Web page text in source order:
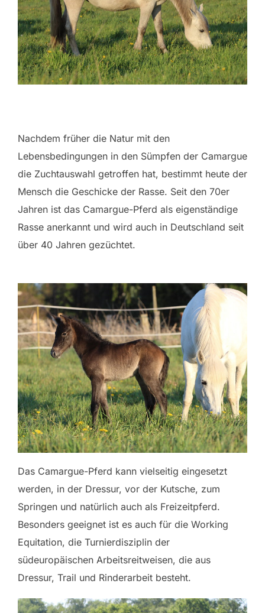
Nachdem früher die Natur mit den
Lebensbedingungen in den Sümpfen der Camargue
die Zuchtauswahl getroffen hat, bestimmt heute der
Mensch die Geschicke der Rasse. Seit den 70er
Jahren ist das Camargue-Pferd als eigenständige
Rasse anerkannt und wird auch in Deutschland seit
über 40 Jahren gezüchtet.
Das Camargue-Pferd kann vielseitig eingesetzt
werden, in der Dressur, vor der Kutsche, zum
Springen und natürlich auch als Freizeitpferd.
Besonders geeignet ist es auch für die Working
Equitation, die Turnierdisziplin der
südeuropäischen Arbeitsreitweisen, die aus
Dressur, Trail und Rinderarbeit besteht.